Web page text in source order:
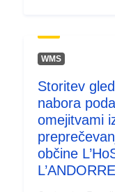
stopnje nevarnosti
poravnave.
„rdeča območja“,
splošno pravilo
območja“, znana
nevarnosti
prilagojene vrsti
izpostavljena
objekti ali kmetije,
WMS
Storitev
nabora
omejitvami
občine
L’ANDORRE